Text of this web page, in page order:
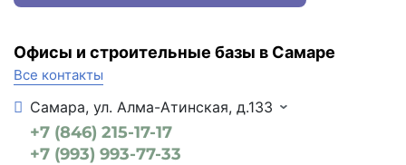
Офисы и строительные базы в Самаре
Все контакты
Самара, ул. Алма-Атинская, д.133
+7 (846) 215-17-17
+7 (993) 993-77-33